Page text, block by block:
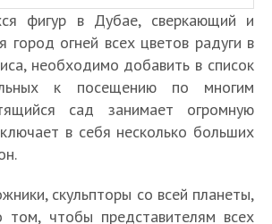
фигур в Дубае, сверкающий и
город огней всех цветов радуги в
необходимо добавить в список
к посещению по многим
сад занимает огромную
в себя несколько больших
скульпторы со всей планеты,
том, чтобы представителям всех